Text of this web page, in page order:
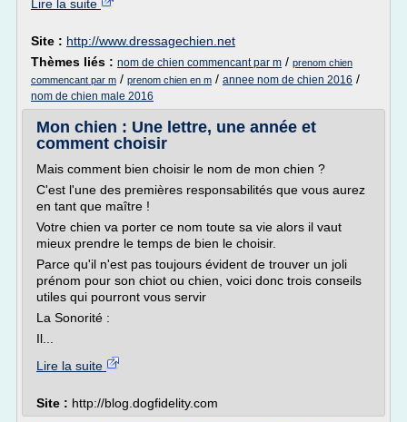
Lire la suite
Site : http://www.dressagechien.net
Thèmes liés : nom de chien commencant par m / prenom chien
commencant par m / prenom chien en m / annee nom de chien 2016 /
nom de chien male 2016
Mon chien : Une lettre, une année et
comment choisir
Mais comment bien choisir le nom de mon chien ?
C'est l'une des premières responsabilités que vous aurez
en tant que maître !
Votre chien va porter ce nom toute sa vie alors il vaut
mieux prendre le temps de bien le choisir.
Parce qu'il n'est pas toujours évident de trouver un joli
prénom pour son chiot ou chien, voici donc trois conseils
utiles qui pourront vous servir
La Sonorité :
Il...
Lire la suite
Site : http://blog.dogfidelity.com